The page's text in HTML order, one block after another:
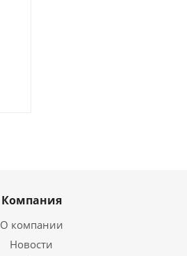
Компания
О компании
Новости